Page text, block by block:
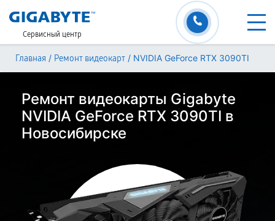
Сервисный центр
Главная / Ремонт видеокарт / NVIDIA GeForce RTX 3090TI
Ремонт видеокарты Gigabyte
NVIDIA GeForce RTX 3090TI в
Новосибирске